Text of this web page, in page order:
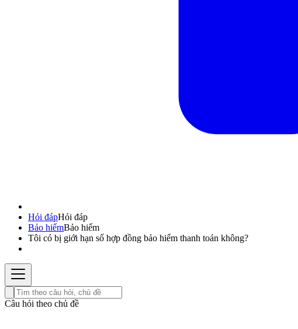
Hỏi đápHỏi đáp
Bảo hiểmBảo hiểm
Tôi có bị giới hạn số hợp đồng bảo hiểm thanh toán không?
Câu hỏi theo chủ đề